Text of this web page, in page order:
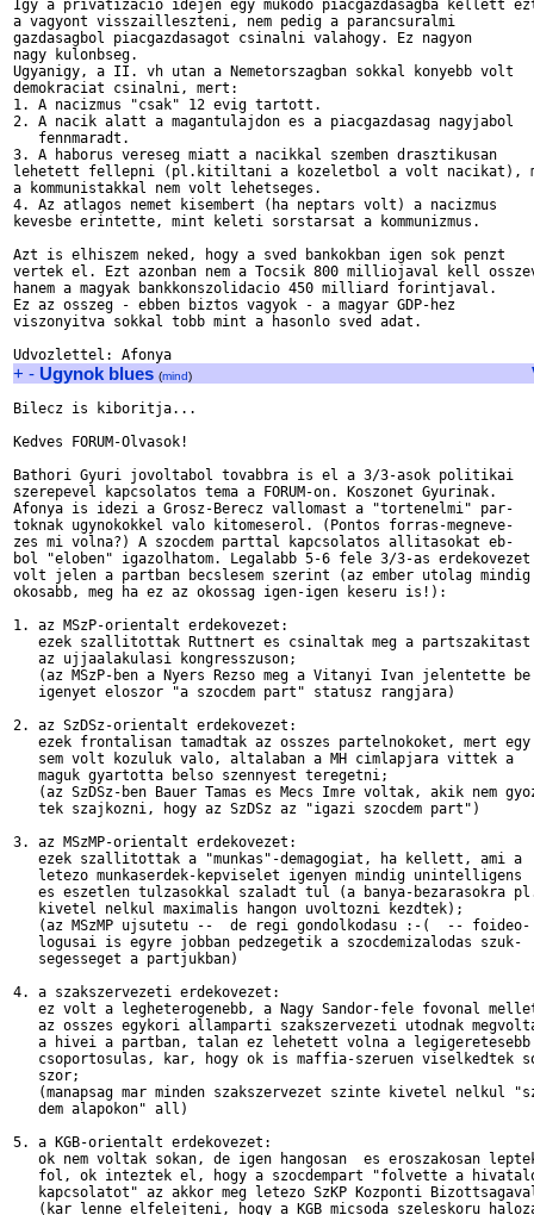
Igy a privatizacio idejen egy mukodo piacgazdasagba kellett
a vagyont visszailleszteni, nem pedig a parancsuralmi
gazdasagbol piacgazdasagot csinalni valahogy. Ez nagyon
nagy kulonbseg.
Ugyanigy, a II. vh utan a Nemetorszagban sokkal konyebb volt
demokraciat csinalni, mert:
1. A nacizmus "csak" 12 evig tartott.
2. A nacik alatt a magantulajdon es a piacgazdasag nagyjabol
   fennmaradt.
3. A haborus vereseg miatt a nacikkal szemben drasztikusan
lehetett fellepni (pl.kitiltani a kozeletbol a volt nacikat),
a kommunistakkal nem volt lehetseges.
4. Az atlagos nemet kisembert (ha neptars volt) a nacizmus
kevesbe erintette, mint keleti sorstarsat a kommunizmus.
Azt is elhiszem neked, hogy a sved bankokban igen sok penzt
vertek el. Ezt azonban nem a Tocsik 800 milliojaval kell
hanem a magyak bankkonszolidacio 450 milliard forintjaval.
Ez az osszeg - ebben biztos vagyok - a magyar GDP-hez
viszonyitva sokkal tobb mint a hasonlo sved adat.
+ - Ugynok blues (mind)
Bilecz is kiboritja...
Kedves FORUM-Olvasok!
Bathori Gyuri jovoltabol tovabbra is el a 3/3-asok politikai
szerepevel kapcsolatos tema a FORUM-on. Koszonet Gyurinak.
Afonya is idezi a Grosz-Berecz vallomast a "tortenelmi" par-
toknak ugynokokkel valo kitomeserol. (Pontos forras-megneve-
zes mi volna?) A szocdem parttal kapcsolatos allitasokat eb-
bol "eloben" igazolhatom. Legalabb 5-6 fele 3/3-as
volt jelen a partban becslesem szerint (az ember utolag mindig
okosabb, meg ha ez az okossag igen-igen keseru is!):
1. az MSzP-orientalt erdekovezet:
   ezek szallitottak Ruttnert es csinaltak meg a partszakitast
   az ujjaalakulasi kongresszuson;
   (az MSzP-ben a Nyers Rezso meg a Vitanyi Ivan jelentette be
   igenyet eloszor "a szocdem part" statusz rangjara)
2. az SzDSz-orientalt erdekovezet:
   ezek frontalisan tamadtak az osszes partelnokoket, mert egy
   sem volt kozuluk valo, altalaban a MH cimlapjara vittek a
   maguk gyartotta belso szennyest teregetni;
(az SzDSz-ben Bauer Tamas es Mecs Imre voltak, akik nem
   tek szajkozni, hogy az SzDSz az "igazi szocdem part")
3. az MSzMP-orientalt erdekovezet:
   ezek szallitottak a "munkas"-demagogiat, ha kellett, ami a
   letezo munkaserdek-kepviselet igenyen mindig unintelligens
es eszetlen tulzasokkal szaladt tul (a banya-bezarasokra
   kivetel nelkul maximalis hangon uvoltozni kezdtek);
   (az MSzMP ujsutetu --  de regi gondolkodasu :-(  -- foideo-
   logusai is egyre jobban pedzegetik a szocdemizalodas szuk-
   segesseget a partjukban)
4. a szakszervezeti erdekovezet:
ez volt a legheterogenebb, a Nagy Sandor-fele fovonal
az osszes egykori allamparti szakszervezeti utodnak
   a hivei a partban, talan ez lehetett volna a legigeretesebb
csoportosulas, kar, hogy ok is maffia-szeruen viselkedtek
   szor;
(manapsag mar minden szakszervezet szinte kivetel nelkul
   dem alapokon" all)
5. a KGB-orientalt erdekovezet:
ok nem voltak sokan, de igen hangosan  es eroszakosan
fol, ok inteztek el, hogy a szocdempart "folvette a
kapcsolatot" az akkor meg letezo SzKP Kozponti
(kar lenne elfelejteni, hogy a KGB micsoda szeleskoru